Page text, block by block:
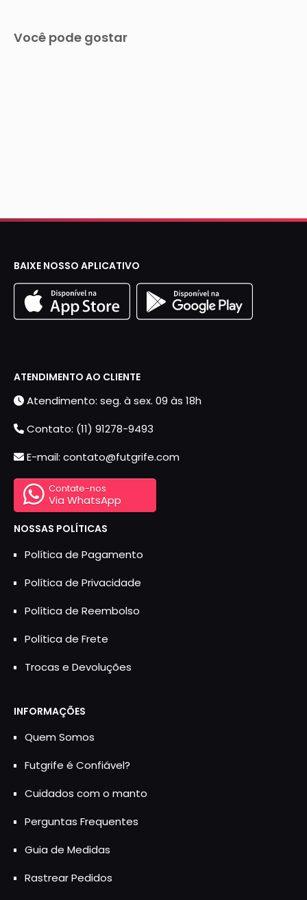
Você pode gostar
BAIXE NOSSO APLICATIVO
ATENDIMENTO AO CLIENTE
Atendimento: seg. à sex. 09 às 18h
Contato: (11) 91278-9493
E-mail: contato@futgrife.com
Contate-nos
Via WhatsApp
NOSSAS POLÍTICAS
Política de Pagamento
Política de Privacidade
Política de Reembolso
Política de Frete
Trocas e Devoluções
INFORMAÇÕES
Quem Somos
Futgrife é Confiável?
Cuidados com o manto
Perguntas Frequentes
Guia de Medidas
Rastrear Pedidos